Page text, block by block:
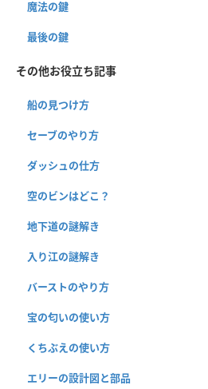
魔法の鍵
最後の鍵
その他お役立ち記事
船の見つけ方
セーブのやり方
ダッシュの仕方
空のビンはどこ？
地下道の謎解き
入り江の謎解き
バーストのやり方
宝の匂いの使い方
くちぶえの使い方
エリーの設計図と部品